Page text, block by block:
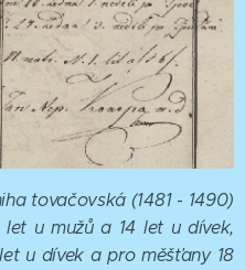
iha tovačovská (1481 - 1490)
u mužů a 14 let u dívek,
u dívek a pro měšťany 18